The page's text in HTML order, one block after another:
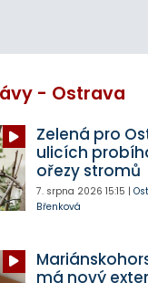
- Ostrava
Zelená pro
ulicích
ořezy stromů
7. srpna 2026 15:15 |
Břenková
má nový